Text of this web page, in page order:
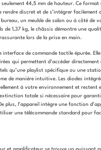
seulement 44,5 mm de hauteur. Ce
rendre discret et de s’intégrer facilement
un meuble de salon ou à côté de
de 1,37 kg, le châssis démontre une
lors de la prise en main.
interface de commande tactile épurée.
qui permettent d’accéder
qu’une playlist spécifique ou une
de manière intuitive. Les diodes
à votre environnement et restent
totale si nécessaire pour
plus, l’appareil intègre une fonction
une télécommande standard pour